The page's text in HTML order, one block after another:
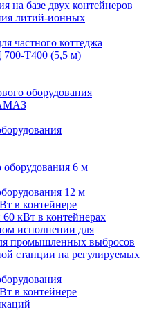
на базе двух контейнеров
литий-ионных
частного коттеджа
Т400 (5,5 м)
оборудования
оборудования 6 м
12 м
в контейнере
кВт в контейнерах
исполнении для
промышленных выбросов
станции на регулируемых
в контейнере